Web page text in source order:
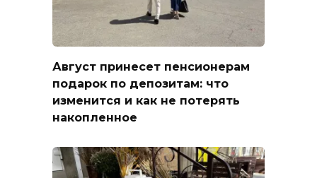
Август принесет пенсионерам
подарок по депозитам: что
изменится и как не потерять
накопленное